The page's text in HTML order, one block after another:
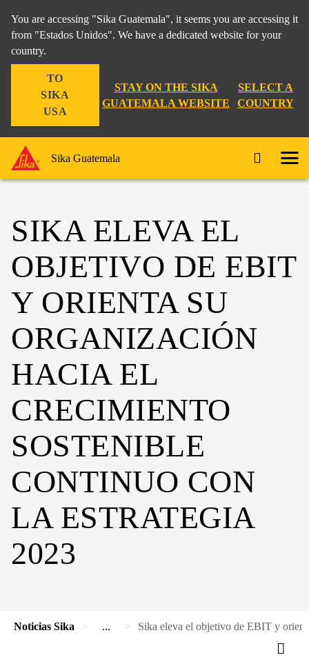
You are accessing "Sika Guatemala", it seems you are accessing it
from "Estados Unidos". We have a dedicated website for your
country.
TO
SIKA
USA
STAY ON THE SIKA
GUATEMALA WEBSITE
SELECT A
COUNTRY
Sika Guatemala
SIKA ELEVA EL
OBJETIVO DE EBIT
Y ORIENTA SU
ORGANIZACIÓN
HACIA EL
CRECIMIENTO
SOSTENIBLE
CONTINUO CON
LA ESTRATEGIA
2023
Noticias Sika ... Sika eleva el objetivo de EBIT y